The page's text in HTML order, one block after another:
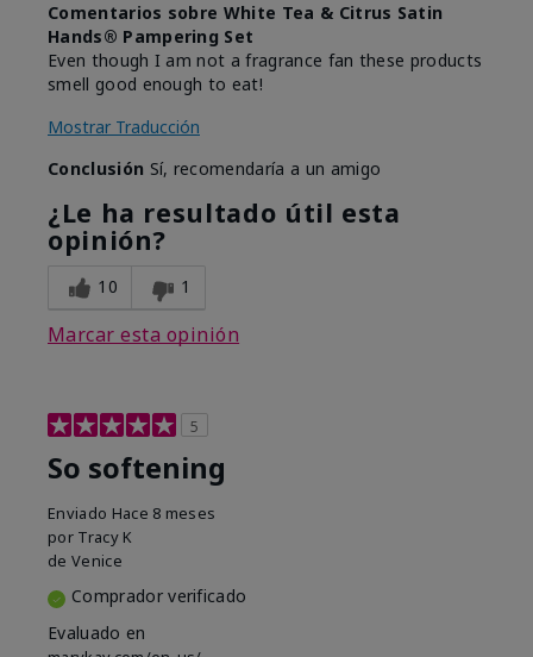
Comentarios sobre White Tea & Citrus Satin
Hands® Pampering Set
Even though I am not a fragrance fan these products
smell good enough to eat!
Mostrar Traducción
Conclusión Sí, recomendaría a un amigo
¿Le ha resultado útil esta
opinión?
10 1
Marcar esta opinión
5
So softening
Enviado Hace 8 meses
por Tracy K
de Venice
Comprador verificado
Evaluado en